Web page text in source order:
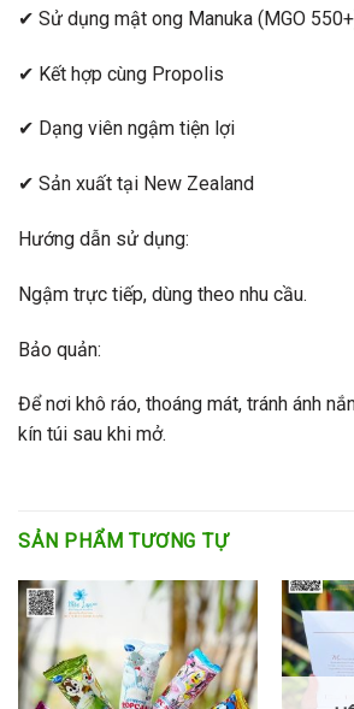
✔ Sử dụng mật ong Manuka (MGO
✔ Kết hợp cùng Propolis
✔ Dạng viên ngậm tiện lợi
✔ Sản xuất tại New Zealand
Hướng dẫn sử dụng:
Ngậm trực tiếp, dùng theo nhu cầu.
Bảo quản:
Để nơi khô ráo, thoáng mát, tránh ánh
kín túi sau khi mở.
SẢN PHẨM TƯƠNG TỰ